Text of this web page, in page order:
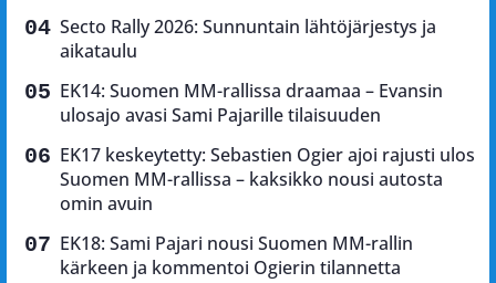
Secto Rally 2026: Sunnuntain lähtöjärjestys ja
aikataulu
EK14: Suomen MM-rallissa draamaa – Evansin
ulosajo avasi Sami Pajarille tilaisuuden
EK17 keskeytetty: Sebastien Ogier ajoi rajusti ulos
Suomen MM-rallissa – kaksikko nousi autosta
omin avuin
EK18: Sami Pajari nousi Suomen MM-rallin
kärkeen ja kommentoi Ogierin tilannetta